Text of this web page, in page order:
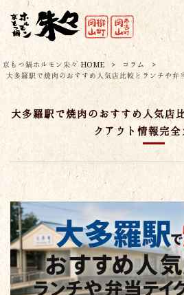
京もつ鍋ホルモン朱々 HOME > コラム
>
大多羅駅で焼肉のおすすめ人気店比較とランチや弁
大多羅駅で焼肉のおすすめ人気店
クアウト情報完